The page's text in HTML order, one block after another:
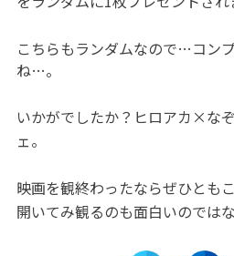
こちらもランダムなので…コン
ね…。
いかがでしたか？ヒロアカ×な
ェ。
映画を観終わったならぜひとも
開いてみ観るのも面白いのでは